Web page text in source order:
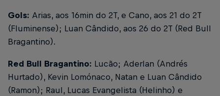
Gols: Arias, aos 16min do 2T, e Cano, aos 21 do 2T
(Fluminense); Luan Cândido, aos 26 do 2T (Red Bull
Bragantino).
Red Bull Bragantino: Lucão; Aderlan (Andrés
Hurtado), Kevin Lomónaco, Natan e Luan Cândido
(Ramon); Raul, Lucas Evangelista (Helinho) e